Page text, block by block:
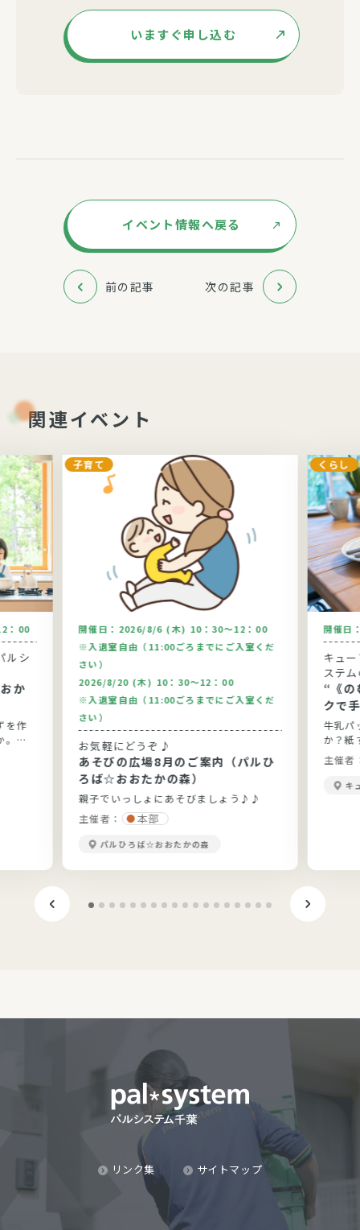
いますぐ申し込む
イベント情報へ戻る
前の記事 次の記事
関連イベント
：00
ルシ
を作
。今
子育て
開催日： 2026/8/6 (木) 10：30～12：00
※入退室自由（11:00ごろまでにご入室くだ
さい）
2026/8/20 (木) 10：30～12：00
※入退室自由（11:00ごろまでにご入室くだ
さい）
お気軽にどうぞ♪
あそびの広場8月のご案内（パルひ
ろば☆おおたかの森）
親子でいっしょにあそびましょう♪♪
主催者：
本部
パルひろば☆おおたかの森
くらし
開催日
キュ
ステ
“《の
クで
牛乳パ
か？紙
実感
主催者
キ
リンク集 サイトマップ